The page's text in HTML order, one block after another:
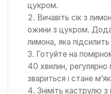
цукром.
Вичавіть сік з
ожини з цукром.
лимона, яка
Готуйте на
40 хвилин,
звариться і стане
Зніміть каструлю